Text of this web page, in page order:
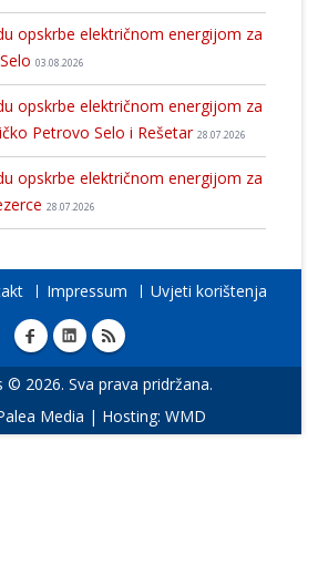
opskrbe električnom energijom za
03.08.2026
opskrbe električnom energijom za
Petrovo Selo i Rešetar 28.07.2026
opskrbe električnom energijom za
28.07.2026
Impressum Uvjeti korištenja
© 2026. Sva prava pridržana.
Media | Hosting: WMD